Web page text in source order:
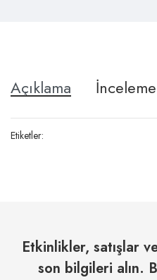
Açıklama
Etiketler:
Etkinlikler, satışlar
son bilgileri alın.